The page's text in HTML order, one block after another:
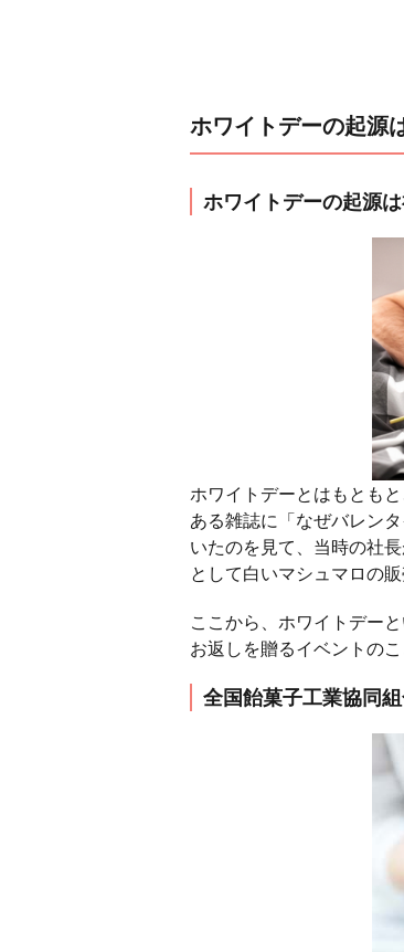
ホワイトデーの起源
ホワイトデーの起源
ホワイトデーとはもとも
ある雑誌に「なぜバレン
いたのを見て、当時の社
として白いマシュマロの販
ここから、ホワイトデー
お返しを贈るイベントの
全国飴菓子工業協同